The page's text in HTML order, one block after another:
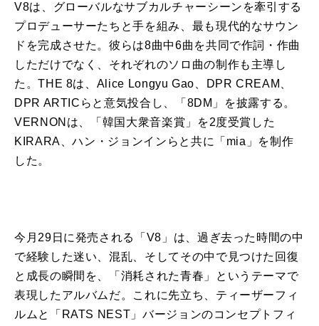
V8は、グローバルなサブカルチャーシーンを牽引する
プロデューサーたちと手を組み、最も現代的なサウン
ドを完成させた。彼らは8曲中6曲 を共同で作詞・作曲
しただけでなく、それぞれのソロ 曲の制作も主導し
た。THE 8は、Alice Longyu Gao、DPR CREAM、
DPR ARTICらと意気投合し、「8DM」を披露する。
VERNONは、「韓国大衆音楽賞」を2度受賞した
KIRARA、ハン・ジョンインらと共に「mia」を制作
した。
今月29日に発売される「 V8 」は、過ぎ去った時間の中
で経験した迷い、混乱、そしてその中で見つけた回復
と成長の瞬間を、「消耗された青春」というテーマで
表現した アルバム だ。これに先立ち、ティーザーフィ
ルムと「RATS NEST」バージョンのコンセプトフィ